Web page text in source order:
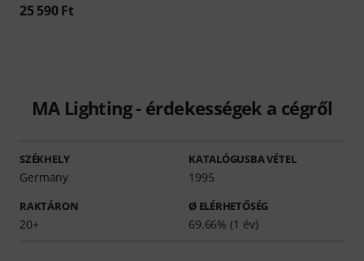
25 590 Ft
MA Lighting - érdekességek a cégről
SZÉKHELY
Germany
KATALÓGUSBA VÉTEL
1995
RAKTÁRON
20+
Ø ELÉRHETŐSÉG
69.66% (1 év)